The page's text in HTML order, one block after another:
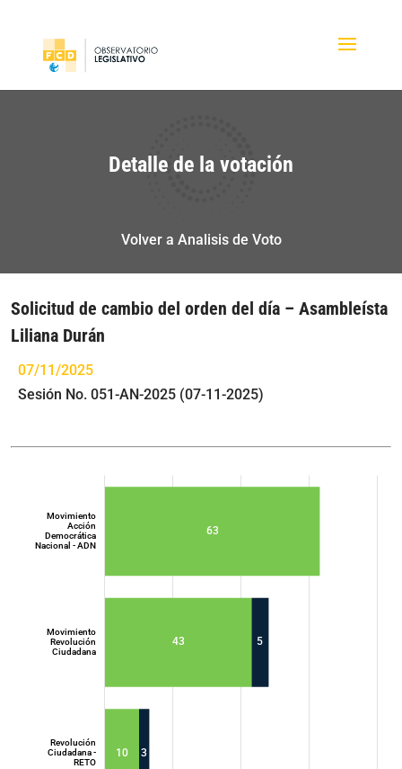
Detalle de la votación
Volver a Analisis de Voto
Solicitud de cambio del orden del día – Asambleísta
Liliana Durán
07/11/2025
Sesión No. 051-AN-2025 (07-11-2025)
10
43
63
3
5
Revolución
Ciudadana -
RETO
Movimiento
Revolución
Ciudadana
Movimiento
Acción
Democrática
Nacional - ADN